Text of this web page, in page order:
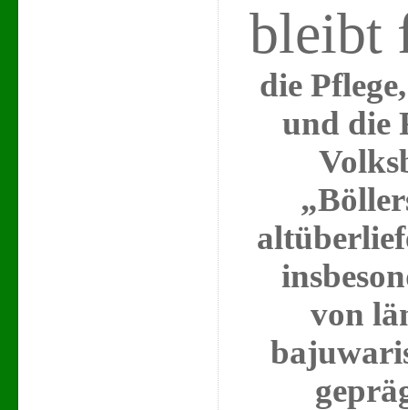
bleibt
die
und die
von